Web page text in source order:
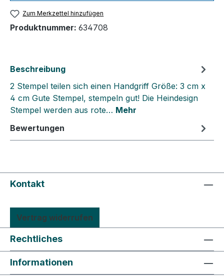
Zum Merkzettel hinzufügen
Produktnummer: 634708
Beschreibung
2 Stempel teilen sich einen Handgriff Größe: 3 cm x
4 cm Gute Stempel, stempeln gut! Die Heindesign
Stempel werden aus rote… Mehr
Bewertungen
Kontakt
Vertrag widerrufen
Rechtliches
Informationen